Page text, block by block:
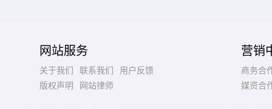
网站服务
关于我们 联系我们
用户反馈
版权声明
网站律师
营销
商务合
媒资合